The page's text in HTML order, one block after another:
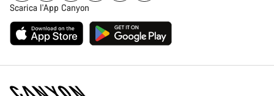
Scarica l'App Canyon